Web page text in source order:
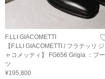
F.LLI GIACOMETTI
【F.LLI GIACOMETTI / フラテッリ ジ
ャコメッティ】 FG656 Grigia ：ブー
ツ
¥195,800